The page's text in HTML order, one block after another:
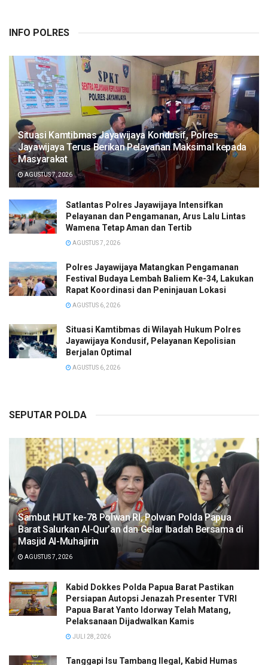
INFO POLRES
Situasi Kamtibmas Jayawijaya Kondusif, Polres
Jayawijaya Terus Berikan Pelayanan Maksimal kepada
Masyarakat
AGUSTUS 7, 2026
Satlantas Polres Jayawijaya Intensifkan
Pelayanan dan Pengamanan, Arus Lalu Lintas
Wamena Tetap Aman dan Tertib
AGUSTUS 7, 2026
Polres Jayawijaya Matangkan Pengamanan
Festival Budaya Lembah Baliem Ke-34, Lakukan
Rapat Koordinasi dan Peninjauan Lokasi
AGUSTUS 6, 2026
Situasi Kamtibmas di Wilayah Hukum Polres
Jayawijaya Kondusif, Pelayanan Kepolisian
Berjalan Optimal
AGUSTUS 6, 2026
SEPUTAR POLDA
Sambut HUT ke-78 Polwan RI, Polwan Polda Papua
Barat Salurkan Al-Qur’an dan Gelar Ibadah Bersama di
Masjid Al-Muhajirin
AGUSTUS 7, 2026
Kabid Dokkes Polda Papua Barat Pastikan
Persiapan Autopsi Jenazah Presenter TVRI
Papua Barat Yanto Idorway Telah Matang,
Pelaksanaan Dijadwalkan Kamis
JULI 28, 2026
Tanggapi Isu Tambang Ilegal, Kabid Humas